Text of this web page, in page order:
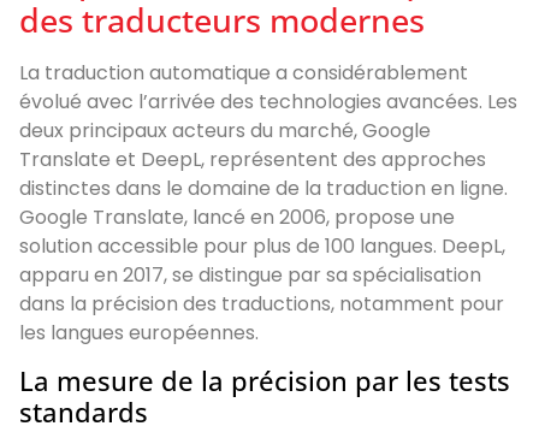
des traducteurs modernes
La traduction automatique a considérablement
évolué avec l’arrivée des technologies avancées. Les
deux principaux acteurs du marché, Google
Translate et DeepL, représentent des approches
distinctes dans le domaine de la traduction en ligne.
Google Translate, lancé en 2006, propose une
solution accessible pour plus de 100 langues. DeepL,
apparu en 2017, se distingue par sa spécialisation
dans la précision des traductions, notamment pour
les langues européennes.
La mesure de la précision par les tests
standards